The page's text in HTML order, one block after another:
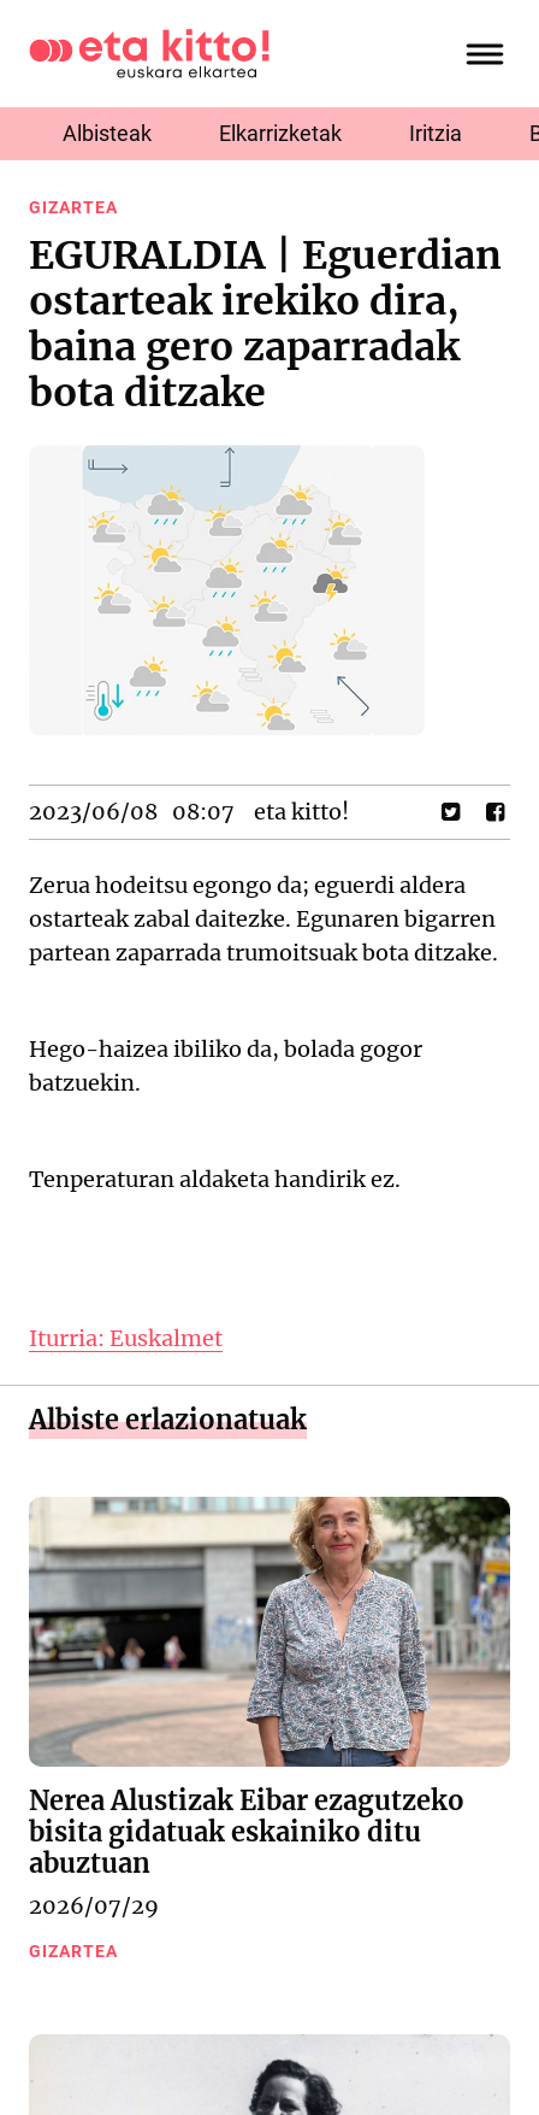
Albisteak Elkarrizketak Iritzia
GIZARTEA
EGURALDIA | Eguerdian
ostarteak irekiko dira,
baina gero zaparradak
bota ditzake
2023/06/08 08:07 eta kitto!
Zerua hodeitsu egongo da; eguerdi aldera
ostarteak zabal daitezke. Egunaren bigarren
partean zaparrada trumoitsuak bota ditzake.
Hego-haizea ibiliko da, bolada gogor
batzuekin.
Tenperaturan aldaketa handirik ez.
Iturria: Euskalmet
Albiste erlazionatuak
Nerea Alustizak Eibar ezagutzeko
bisita gidatuak eskainiko ditu
abuztuan
2026/07/29
GIZARTEA